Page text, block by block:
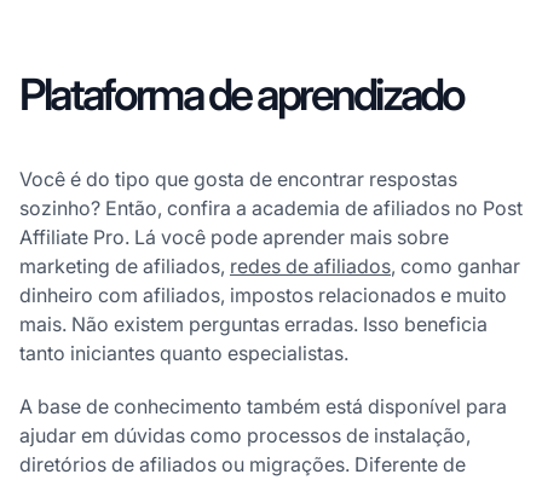
Plataforma de aprendizado
Você é do tipo que gosta de encontrar respostas
sozinho? Então, confira a academia de afiliados no Post
Affiliate Pro. Lá você pode aprender mais sobre
marketing de afiliados, redes de afiliados, como ganhar
dinheiro com afiliados, impostos relacionados e muito
mais. Não existem perguntas erradas. Isso beneficia
tanto iniciantes quanto especialistas.
A base de conhecimento também está disponível para
ajudar em dúvidas como processos de instalação,
diretórios de afiliados ou migrações. Diferente de